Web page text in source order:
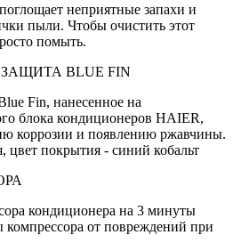
неприятные запахи и
пыли. Чтобы очистить этот
помыть.
BLUE FIN
Fin, нанесенное на
блока кондиционеров HAIER,
коррозии и появлению ржавчины.
цвет покрытия - синий кобальт
кондиционера на 3 минуты
компрессора от повреждений при